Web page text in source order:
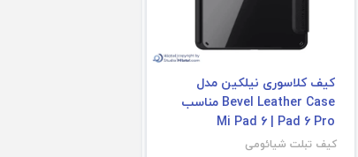
کیف کلاسوری نیلکین مدل
Bevel Leather Case مناسب
Mi Pad 6 | Pad 6 Pro
کیف تبلت شیائومی